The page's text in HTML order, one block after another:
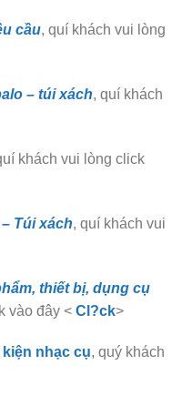
cầu, quí khách vui lòng
– túi xách, quí khách
khách vui lòng click
Túi xách, quí khách vui
thiết bị, dụng cụ
vào đây < Cl?ck>
nhạc cụ, quý khách